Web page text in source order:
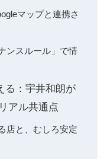
マップと連携さ
ンスルール」で情
る：宇井和朗が
アル共通点
店と、むしろ安定